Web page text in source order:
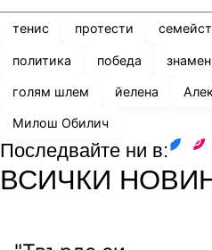
тенис протести
политика победа
голям шлем йелена
Милош Обилич
Последвайте ни в:
ВСИЧКИ